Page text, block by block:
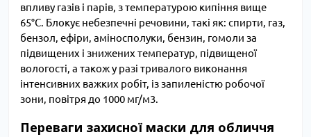
впливу газів і парів, з температурою кипіння вище
65°C. Блокує небезпечні речовини, такі як: спирти, газ,
бензол, ефіри, аміносполуки, бензин, гомоли за
підвищених і знижених температур, підвищеної
вологості, а також у разі тривалого виконання
інтенсивних важких робіт, із запиленістю робочої
зони, повітря до 1000 мг/м3.
Переваги захисної маски для обличчя